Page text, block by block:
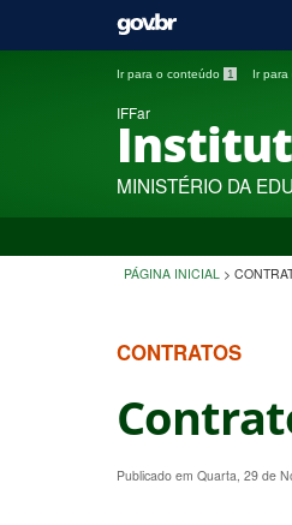
Ir para o conteúdo 1 Ir para
IFFar
MINISTÉRIO DA
PÁGINA INICIAL >
CONTRATOS
Publicado em Quarta, 29 de